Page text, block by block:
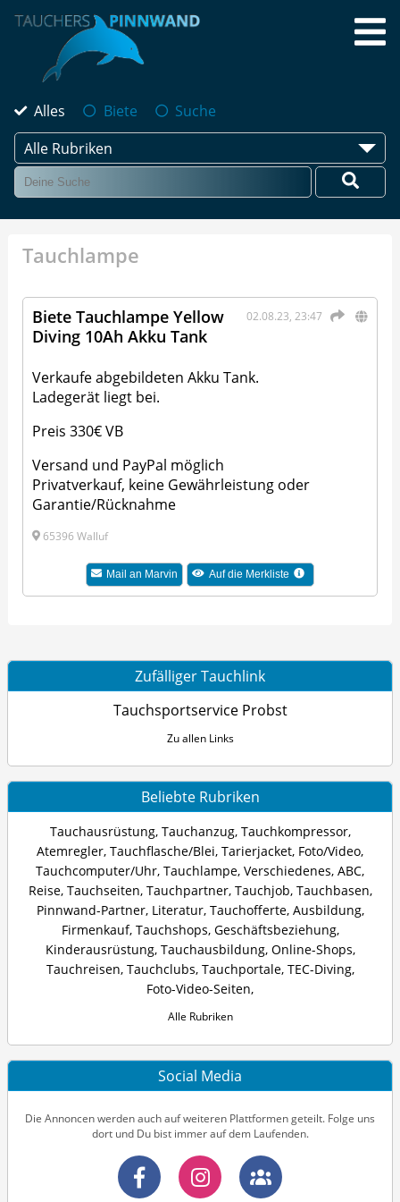
Alles Biete
Suche
Alle Rubriken
Tauchlampe
02.08.23, 23:47
Biete Tauchlampe Yellow
Diving 10Ah Akku Tank
Verkaufe abgebildeten Akku Tank.
Ladegerät liegt bei.
Preis 330€ VB
Versand und PayPal möglich
Privatverkauf, keine Gewährleistung oder
Garantie/Rücknahme
65396 Walluf
Mail an Marvin Auf die Merkliste
Zufälliger Tauchlink
Tauchsportservice Probst
Zu allen Links
Beliebte Rubriken
Tauchausrüstung, Tauchanzug, Tauchkompressor,
Atemregler, Tauchflasche/Blei, Tarierjacket, Foto/Video,
Tauchcomputer/Uhr, Tauchlampe, Verschiedenes, ABC,
Reise, Tauchseiten, Tauchpartner, Tauchjob, Tauchbasen,
Pinnwand-Partner, Literatur, Tauchofferte, Ausbildung,
Firmenkauf, Tauchshops, Geschäftsbeziehung,
Kinderausrüstung, Tauchausbildung, Online-Shops,
Tauchreisen, Tauchclubs, Tauchportale, TEC-Diving,
Foto-Video-Seiten,
Alle Rubriken
Social Media
Die Annoncen werden auch auf weiteren Plattformen geteilt. Folge uns
dort und Du bist immer auf dem Laufenden.